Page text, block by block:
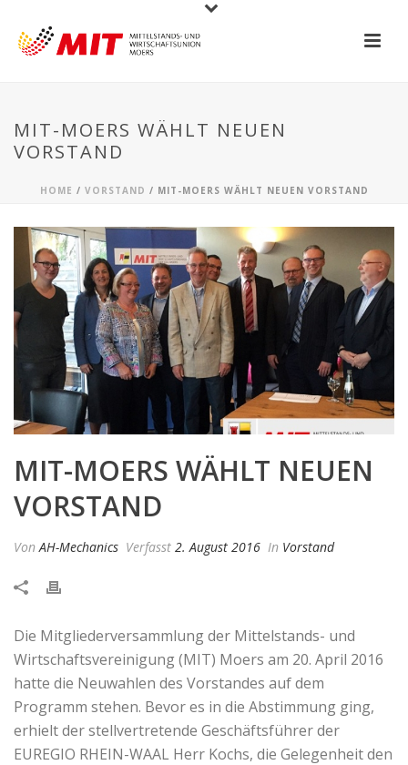
MIT-MOERS WÄHLT NEUEN
VORSTAND
HOME / VORSTAND / MIT-MOERS WÄHLT NEUEN VORSTAND
MIT-MOERS WÄHLT NEUEN
VORSTAND
Von AH-Mechanics Verfasst 2. August 2016 In Vorstand
Die Mitgliederversammlung der Mittelstands- und
Wirtschaftsvereinigung (MIT) Moers am 20. April 2016
hatte die Neuwahlen des Vorstandes auf dem
Programm stehen. Bevor es in die Abstimmung ging,
erhielt der stellvertretende Geschäftsführer der
EUREGIO RHEIN-WAAL Herr Kochs, die Gelegenheit den